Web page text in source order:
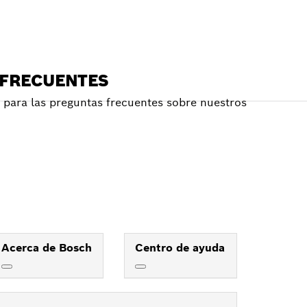
las preguntas frecuentes sobre nuestros
Acerca de Bosch Centro de ayuda